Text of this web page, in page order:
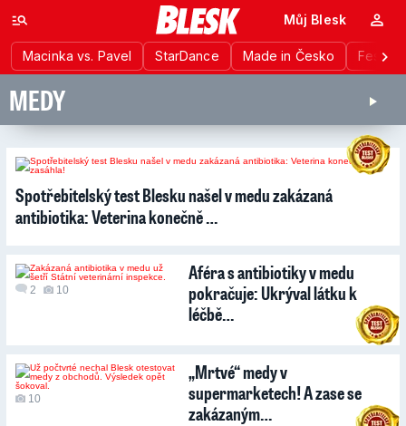
Macinka vs. Pavel StarDance Made in Česko
Můj Blesk
MEDY
6
Spotřebitelský test Blesku našel v medu zakázaná
antibiotika: Veterina konečně …
2 10
Aféra s antibiotiky v medu
pokračuje: Ukrýval látku k
léčbě…
10
„Mrtvé“ medy v
supermarketech! A zase se
zakázaným…